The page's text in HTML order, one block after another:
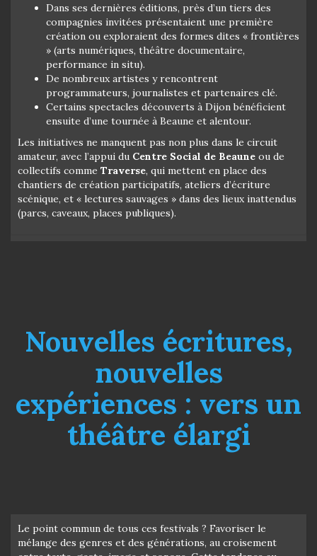
Dans ses dernières éditions, près d’un tiers des
compagnies invitées présentaient une première
création ou exploraient des formes dites « frontières
» (arts numériques, théâtre documentaire,
performance in situ).
De nombreux artistes y rencontrent
programmateurs, journalistes et partenaires clé.
Certains spectacles découverts à Dijon bénéficient
ensuite d’une tournée à Beaune et alentour.
Les initiatives ne manquent pas non plus dans le circuit
amateur, avec l’appui du Centre Social de Beaune ou de
collectifs comme Traverse, qui mettent en place des
chantiers de création participatifs, ateliers d’écriture
scénique, et « lectures sauvages » dans des lieux inattendus
(parcs, caveaux, places publiques).
Nouvelles écritures,
nouvelles
expériences : vers un
théâtre élargi
Le point commun de tous ces festivals ? Favoriser le
mélange des genres et des générations, au croisement